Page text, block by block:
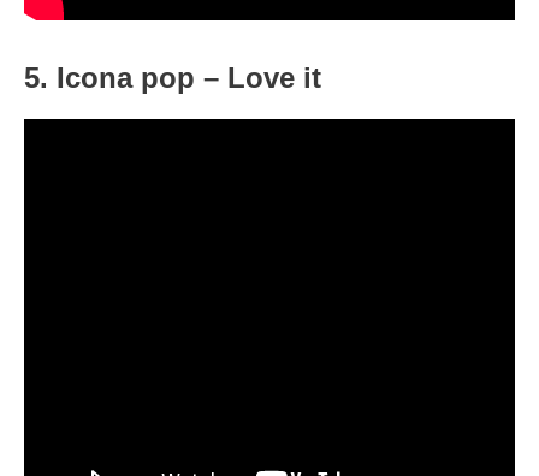
5. Icona pop – Love it